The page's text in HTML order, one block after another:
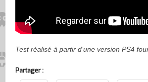
Test réalisé à partir d’une version PS4
Partager :